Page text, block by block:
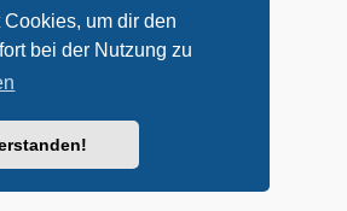
um dir den
bei der Nutzung zu